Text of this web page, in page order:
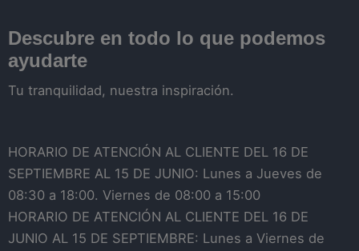
Descubre en todo lo que podemos
ayudarte
Tu tranquilidad, nuestra inspiración.
HORARIO DE ATENCIÓN AL CLIENTE DEL 16 DE
SEPTIEMBRE AL 15 DE JUNIO: Lunes a Jueves de
08:30 a 18:00. Viernes de 08:00 a 15:00
HORARIO DE ATENCIÓN AL CLIENTE DEL 16 DE
JUNIO AL 15 DE SEPTIEMBRE: Lunes a Viernes de